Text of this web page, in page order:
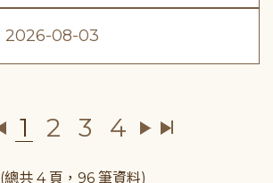
2026-08-03
1 2 3 4
(總共 4 頁，96 筆資料)